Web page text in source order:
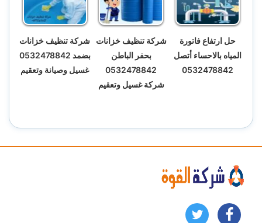
حل ارتفاع فاتورة
المياه بالاحساء أتصل
0532478842
شركة تنظيف خزانات
بحفر الباطن
0532478842
شركة غسيل وتعقيم
شركة تنظيف خزانات
بضمد 0532478842
غسيل وصيانة وتعقيم
تابعنا تابعنا